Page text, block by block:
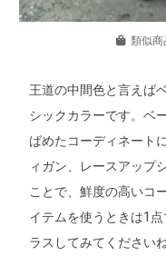
類似商
王道の中間色と言えば
シックカラーです。ベ
ばめたコーディネート
ィガン、レースアップ
ことで、鮮度の高いコ
イテムを使うときは1
ラスしてみてください